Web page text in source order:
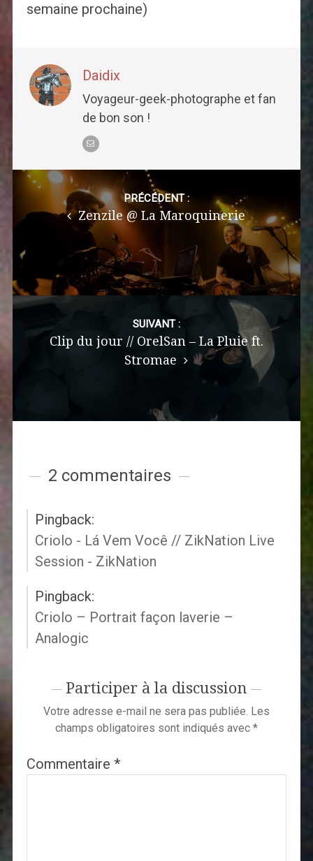
semaine prochaine)
Daidix
Voyageur-geek-photographe et fan
de bon son !
Post
navigation
PRÉCÉDENT :
Zenzile @ La Maroquinerie
SUIVANT :
Clip du jour // OrelSan – La Pluie ft.
Stromae
2 commentaires
Pingback:
Criolo - Lá Vem Você // ZikNation Live
Session - ZikNation
Pingback:
Criolo – Portrait façon laverie –
Analogic
Participer à la discussion
Votre adresse e-mail ne sera pas publiée. Les
champs obligatoires sont indiqués avec *
Commentaire *